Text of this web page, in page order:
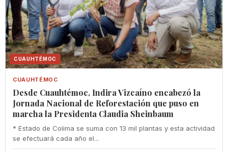
CUAUHTÉMOC
CUAUHTÉMOC
Desde Cuauhtémoc, Indira Vizcaíno encabezó la
Jornada Nacional de Reforestación que puso en
marcha la Presidenta Claudia Sheinbaum
* Estado de Colima se suma con 13 mil plantas y esta actividad
se efectuará cada año el...